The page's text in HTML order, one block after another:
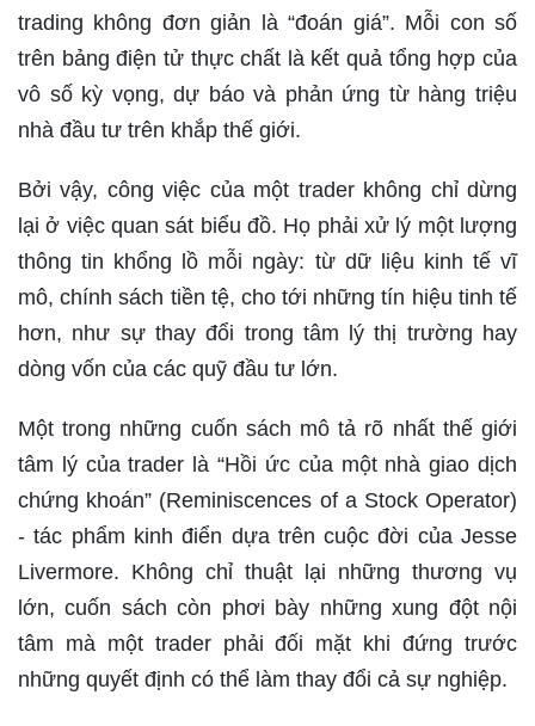
trading không đơn giản là “đoán giá”. Mỗi con số
trên bảng điện tử thực chất là kết quả tổng hợp của
vô số kỳ vọng, dự báo và phản ứng từ hàng triệu
nhà đầu tư trên khắp thế giới.
Bởi vậy, công việc của một trader không chỉ dừng
lại ở việc quan sát biểu đồ. Họ phải xử lý một lượng
thông tin khổng lồ mỗi ngày: từ dữ liệu kinh tế vĩ
mô, chính sách tiền tệ, cho tới những tín hiệu tinh tế
hơn, như sự thay đổi trong tâm lý thị trường hay
dòng vốn của các quỹ đầu tư lớn.
Một trong những cuốn sách mô tả rõ nhất thế giới
tâm lý của trader là “Hồi ức của một nhà giao dịch
chứng khoán” (Reminiscences of a Stock Operator)
- tác phẩm kinh điển dựa trên cuộc đời của Jesse
Livermore. Không chỉ thuật lại những thương vụ
lớn, cuốn sách còn phơi bày những xung đột nội
tâm mà một trader phải đối mặt khi đứng trước
những quyết định có thể làm thay đổi cả sự nghiệp.